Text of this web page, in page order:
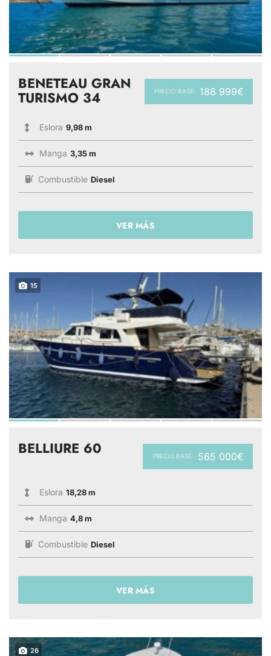
PRECIO BASE: 188 999€
BENETEAU GRAN
TURISMO 34
Eslora 9,98 m
Manga 3,35 m
Combustible Diesel
VER MÁS
15
PRECIO BASE: 565 000€
BELLIURE 60
Eslora 18,28 m
Manga 4,8 m
Combustible Diesel
VER MÁS
26